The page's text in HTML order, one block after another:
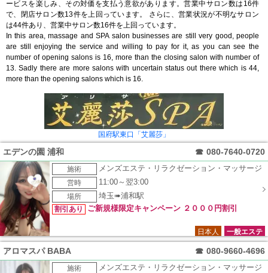
ービスを楽しみ、その対価を支払う意欲があります。営業中サロン数は16件
で、閉店サロン数13件を上回っています。 さらに、営業状況が不明なサロン
は44件あり、営業中サロン数16件を上回っています。
In this area, massage and SPA salon businesses are still very good, people
are still enjoying the service and willing to pay for it, as you can see the
number of opening salons is 16, more than the closing salon with number of
13. Sadly there are more salons with uncertain status out there which is 44,
more than the opening salons which is 16.
国府駅東口「艾麗莎」
エデンの園 浦和 ☎ 080-7640-0720
施術
メンズエステ・リラクゼーション・マッサージ
営時
11:00～翌3:00
場所
埼玉➠浦和駅
割引あり
ご新規様限定キャンペーン ２０００円割引
一般エステ
日本人
アロマスパ BABA ☎ 080-9660-4696
施術
メンズエステ・リラクゼーション・マッサージ